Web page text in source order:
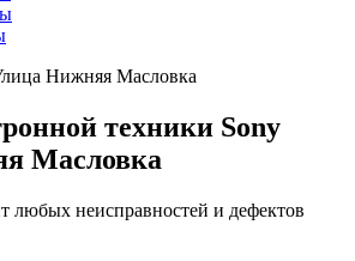
Нижняя Масловка
техники Sony
Масловка
любых неисправностей и дефектов